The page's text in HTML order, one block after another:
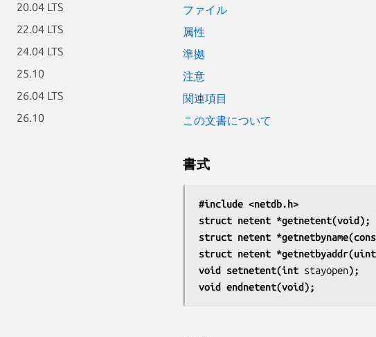
20.04 LTS
22.04 LTS
24.04 LTS
25.10
26.04 LTS
26.10
ファイル
属性
準拠
注意
関連項目
この文書について
書式
#include <netdb.h>
struct netent *getnetent(void);
struct netent
struct netent
void setnetent(int stayopen);
void endnetent(void);